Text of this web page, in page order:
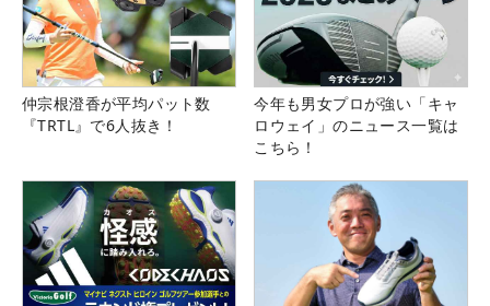
仲宗根澄香が平均パット数
『TRTL』で6人抜き！
今年も男女プロが強い「キャ
ロウェイ」のニュース一覧は
こちら！